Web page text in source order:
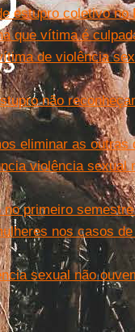
estupro coletivo no
que vítima é
de violência
não
eliminar as outras
violência sexual
primeiro
nos casos
sexual não